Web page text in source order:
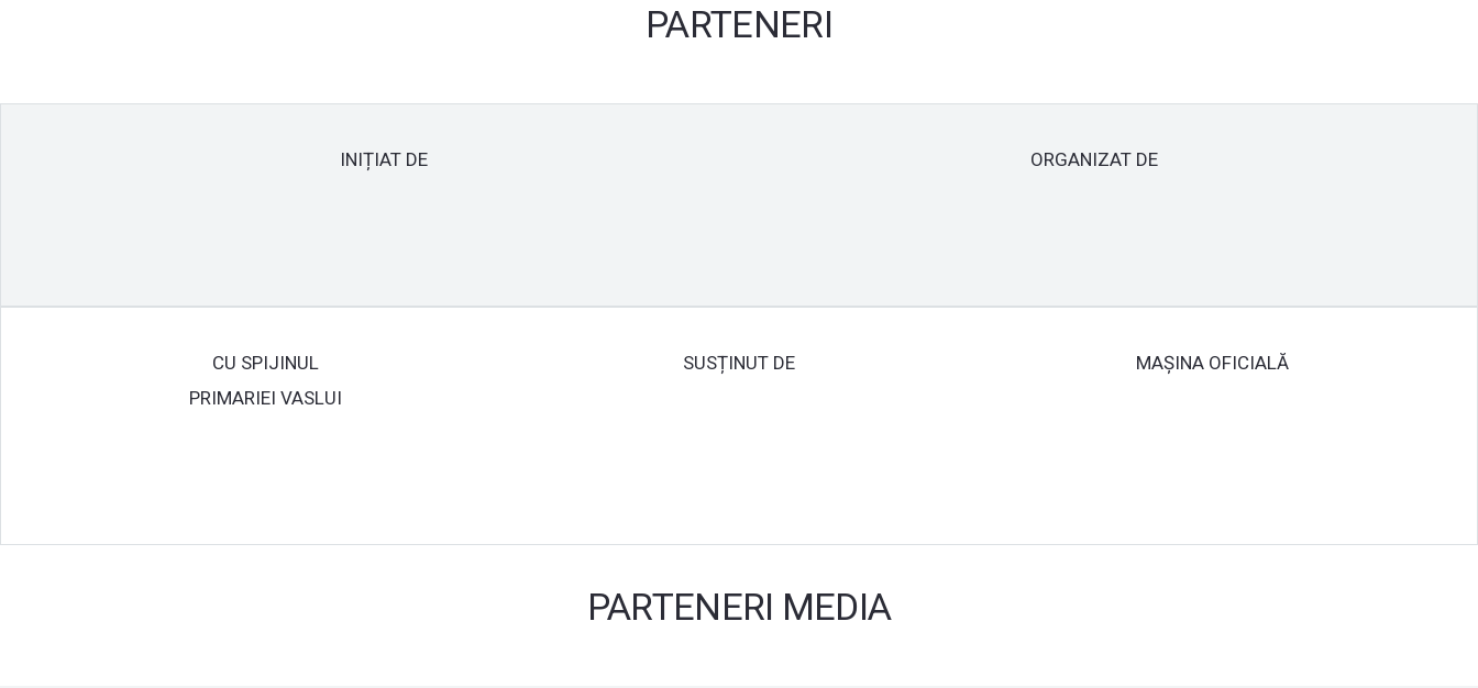
PARTENERI
INIȚIAT DE ORGANIZAT DE
CU SPIJINUL
PRIMARIEI VASLUI
SUSȚINUT DE MAȘINA OFICIALĂ
PARTENERI MEDIA